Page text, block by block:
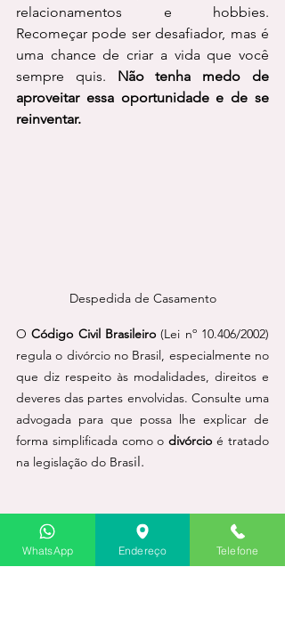
relacionamentos e hobbies.
Recomeçar pode ser desafiador, mas é
uma chance de criar a vida que você
sempre quis. Não tenha medo de
aproveitar essa oportunidade e de se
reinventar.
Despedida de Casamento
O Código Civil Brasileiro (Lei nº 10.406/2002)
regula o divórcio no Brasil, especialmente no
que diz respeito às modalidades, direitos e
deveres das partes envolvidas. Consulte uma
advogada para que possa lhe explicar de
forma simplificada como o divórcio é tratado
na legislação do Brasil.
WhatsApp Endereço Telefone